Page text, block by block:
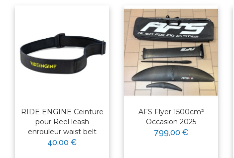
RIDE ENGINE Ceinture
pour Reel leash
enrouleur waist belt
40,00 €
AFS Flyer 1500cm²
Occasion 2025
799,00 €